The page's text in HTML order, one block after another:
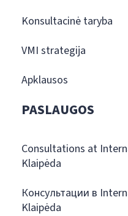
Konsultacinė taryba
VMI strategija
Apklausos
PASLAUGOS
Consultations at
Klaipėda
Консультации в
Klaipėda